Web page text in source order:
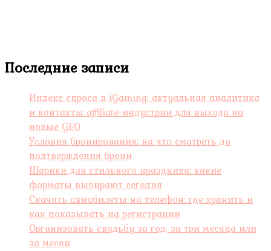
Последние записи
Индекс спроса в iGaming: актуальная аналитика
и контакты affiliate-индустрии для выхода на
новые GEO
Условия бронирования: на что смотреть до
подтверждения брони
Шарики для стильного праздника: какие
форматы выбирают сегодня
Скачать авиабилеты на телефон: где хранить и
как показывать на регистрации
Организовать свадьбу за год, за три месяца или
за месяц